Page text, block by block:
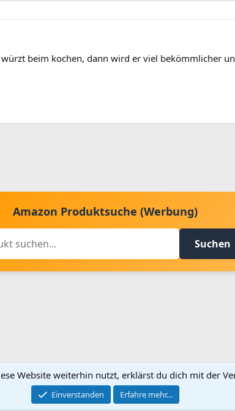
beim kochen, dann wird er viel bekömmlicher
Amazon Produktsuche (Werbung)
Suchen
Kontakt aufnehmen
Community platform by XenForo © 2010-2024 XenForo Ltd.
Website weiterhin nutzt, erklärst du dich mit der
Einverstanden Erfahre mehr…